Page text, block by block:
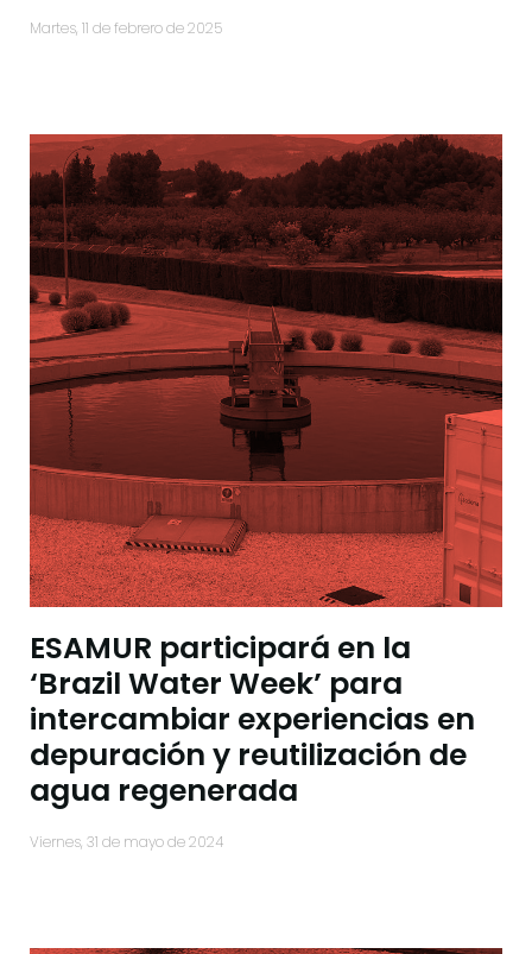
martes, 11 de febrero de 2025
ESAMUR participará en la
‘Brazil Water Week’ para
intercambiar experiencias en
depuración y reutilización de
agua regenerada
viernes, 31 de mayo de 2024